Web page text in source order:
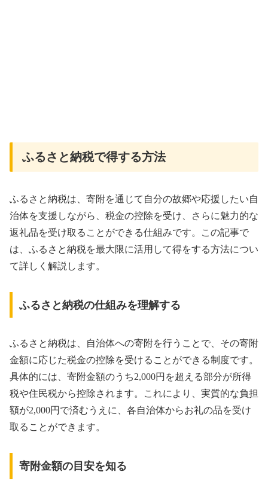
ふるさと納税で得する方法
ふるさと納税は、寄附を通じて自分の故郷や応援したい自
治体を支援しながら、税金の控除を受け、さらに魅力的な
返礼品を受け取ることができる仕組みです。この記事で
は、ふるさと納税を最大限に活用して得をする方法につい
て詳しく解説します。
ふるさと納税の仕組みを理解する
ふるさと納税は、自治体への寄附を行うことで、その寄附
金額に応じた税金の控除を受けることができる制度です。
具体的には、寄附金額のうち2,000円を超える部分が所得
税や住民税から控除されます。これにより、実質的な負担
額が2,000円で済むうえに、各自治体からお礼の品を受け
取ることができます。
寄附金額の目安を知る